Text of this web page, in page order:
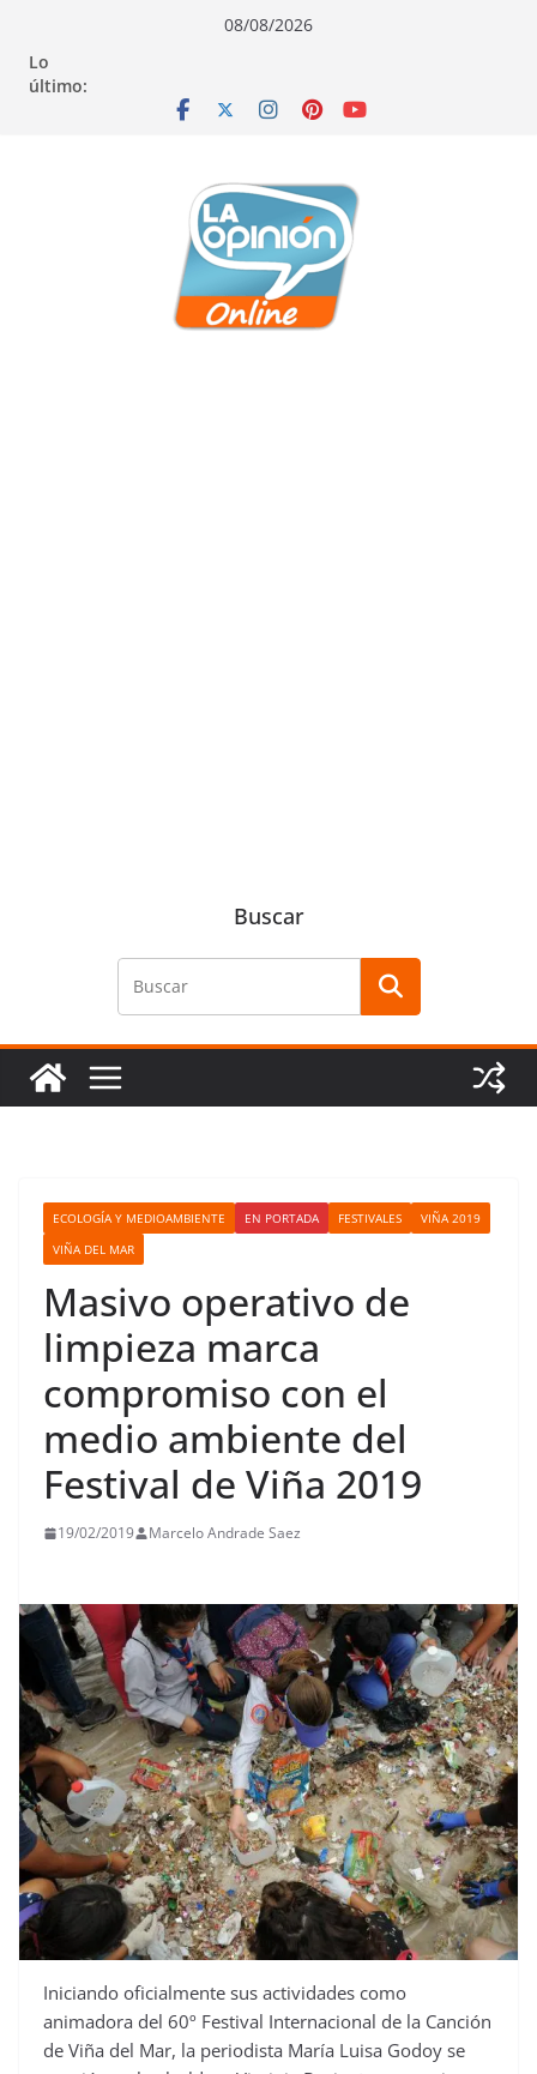
contenido
navegación
contenido
08/08/2026
Lo
último:
Buscar
ECOLOGÍA Y MEDIOAMBIENTE EN PORTADA FESTIVALES
VIÑA 2019
VIÑA DEL MAR
Masivo operativo de
limpieza marca
compromiso con el
medio ambiente del
Festival de Viña 2019
19/02/2019 Marcelo Andrade Saez
Iniciando oficialmente sus actividades como
animadora del 60º Festival Internacional de la Canción
de Viña del Mar, la periodista María Luisa Godoy se